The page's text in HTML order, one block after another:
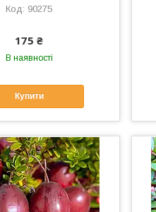
90275
175 ₴
В наявності
Купити